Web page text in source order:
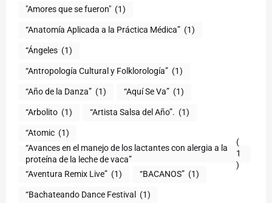
"Amores que se fueron" (1)
“Anatomía Aplicada a la Práctica Médica” (1)
“Ángeles (1)
“Antropología Cultural y Folklorología” (1)
“Año de la Danza” (1) “Aquí Se Va” (1)
“Arbolito (1) “Artista Salsa del Año”. (1)
“Atomic (1)
“Avances en el manejo de los lactantes con alergia a la
proteína de la leche de vaca”
(
1
)
“Aventura Remix Live” (1) “BACANOS” (1)
“Bachateando Dance Festival (1)